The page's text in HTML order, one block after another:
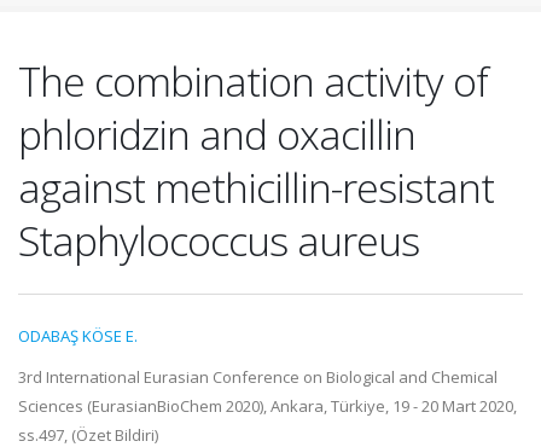
The combination activity of
phloridzin and oxacillin
against methicillin-resistant
Staphylococcus aureus
ODABAŞ KÖSE E.
3rd International Eurasian Conference on Biological and Chemical
Sciences (EurasianBioChem 2020), Ankara, Türkiye, 19 - 20 Mart 2020,
ss.497, (Özet Bildiri)